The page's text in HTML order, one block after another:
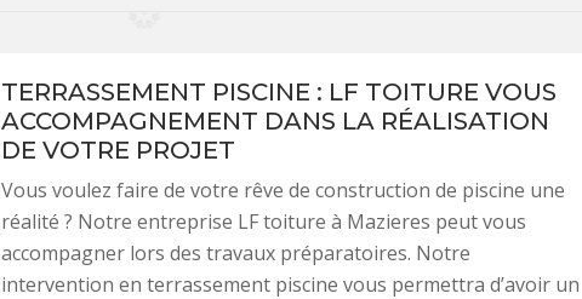
TERRASSEMENT PISCINE : LF TOITURE VOUS
ACCOMPAGNEMENT DANS LA RÉALISATION
DE VOTRE PROJET
Vous voulez faire de votre rêve de construction de piscine une
réalité ? Notre entreprise LF toiture à Mazieres peut vous
accompagner lors des travaux préparatoires. Notre
intervention en terrassement piscine vous permettra d’avoir un